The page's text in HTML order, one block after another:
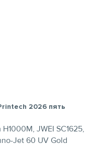
2026 пять
JWEI SC1625,
Jet 60 UV Gold